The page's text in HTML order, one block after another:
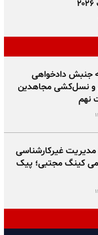
جنبش دادخواهی
و نسل‌کشی مجاهدین
نهم
غیرکارشناسی
کینگ مجتبی؛ پیک